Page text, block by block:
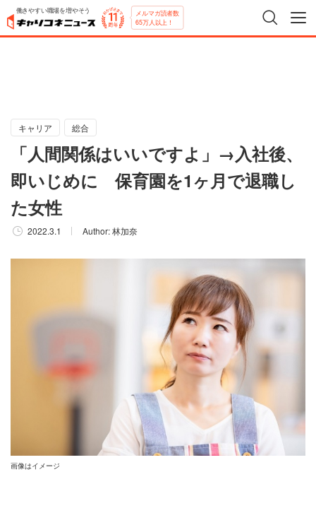
働きやすい職場を増やそう メルマガ読者数
65万人以上！
キャリア 総合
「人間関係はいいですよ」→入社後、
即いじめに 保育園を1ヶ月で退職し
た女性
2022.3.1 Author:林加奈
画像はイメージ